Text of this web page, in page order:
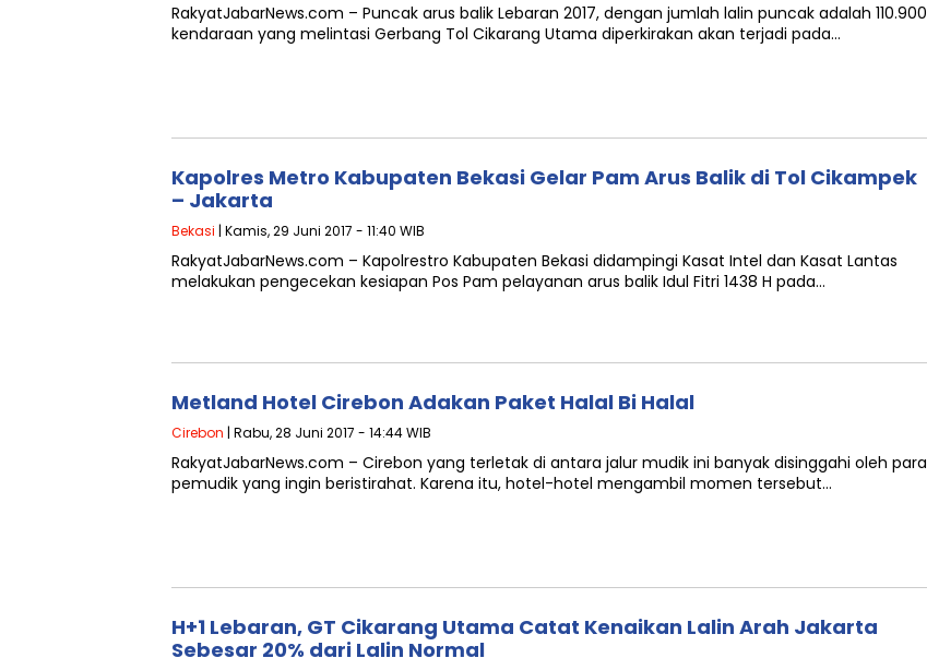
RakyatJabarNews.com – Puncak arus balik Lebaran 2017, dengan jumlah lalin puncak adalah 110.900
kendaraan yang melintasi Gerbang Tol Cikarang Utama diperkirakan akan terjadi pada…
Kapolres Metro Kabupaten Bekasi Gelar Pam Arus Balik di Tol Cikampek
– Jakarta
Bekasi | Kamis, 29 Juni 2017 - 11:40 WIB
RakyatJabarNews.com – Kapolrestro Kabupaten Bekasi didampingi Kasat Intel dan Kasat Lantas
melakukan pengecekan kesiapan Pos Pam pelayanan arus balik Idul Fitri 1438 H pada…
Metland Hotel Cirebon Adakan Paket Halal Bi Halal
Cirebon | Rabu, 28 Juni 2017 - 14:44 WIB
RakyatJabarNews.com – Cirebon yang terletak di antara jalur mudik ini banyak disinggahi oleh para
pemudik yang ingin beristirahat. Karena itu, hotel-hotel mengambil momen tersebut…
H+1 Lebaran, GT Cikarang Utama Catat Kenaikan Lalin Arah Jakarta
Sebesar 20% dari Lalin Normal